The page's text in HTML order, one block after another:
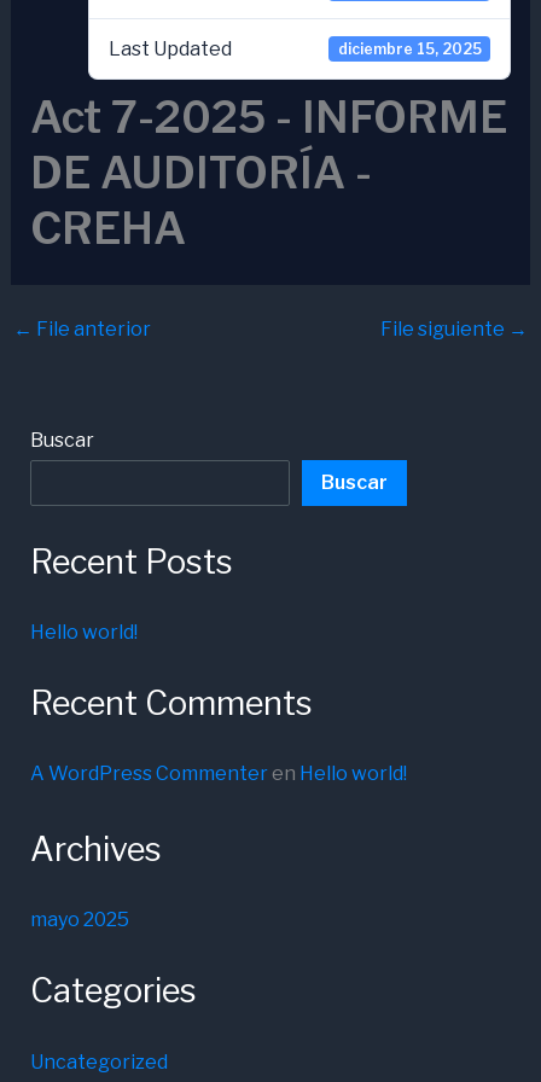
Last Updated diciembre 15, 2025
Act 7-2025 - INFORME
DE AUDITORÍA -
CREHA
← File anterior File siguiente →
Buscar
Buscar
Recent Posts
Hello world!
Recent Comments
A WordPress Commenteren Hello world!
Archives
mayo 2025
Categories
Uncategorized